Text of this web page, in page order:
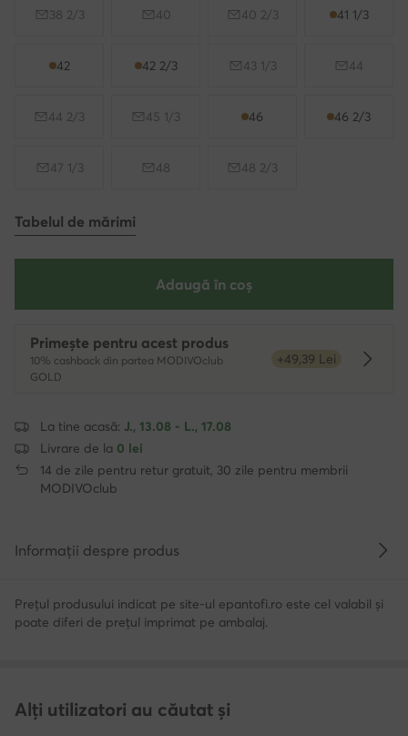
38 2/3 40 40 2/3 41 1/3
42 42 2/3 43 1/3 44
44 2/3 45 1/3 46 46 2/3
47 1/3 48 48 2/3
Tabelul de mărimi
Adaugă în coș
Primește pentru acest produs
10% cashback din partea MODIVOclub
GOLD
+49,39 Lei
La tine acasă: J., 13.08 - L., 17.08
Livrare de la 0 lei
14 de zile pentru retur gratuit, 30 zile pentru membrii
MODIVOclub
Informații despre produs
Prețul produsului indicat pe site-ul epantofi.ro este cel valabil și
poate diferi de prețul imprimat pe ambalaj.
Alți utilizatori au căutat și